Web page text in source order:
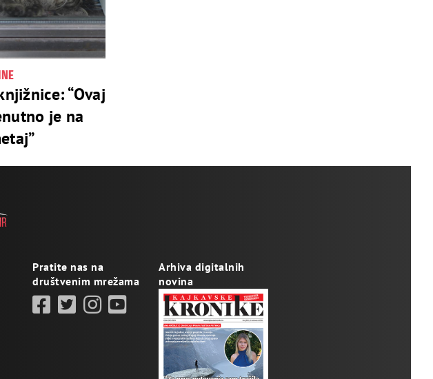
“Ovaj
je na
Pratite nas na
društvenim mrežama
Arhiva digitalnih
novina